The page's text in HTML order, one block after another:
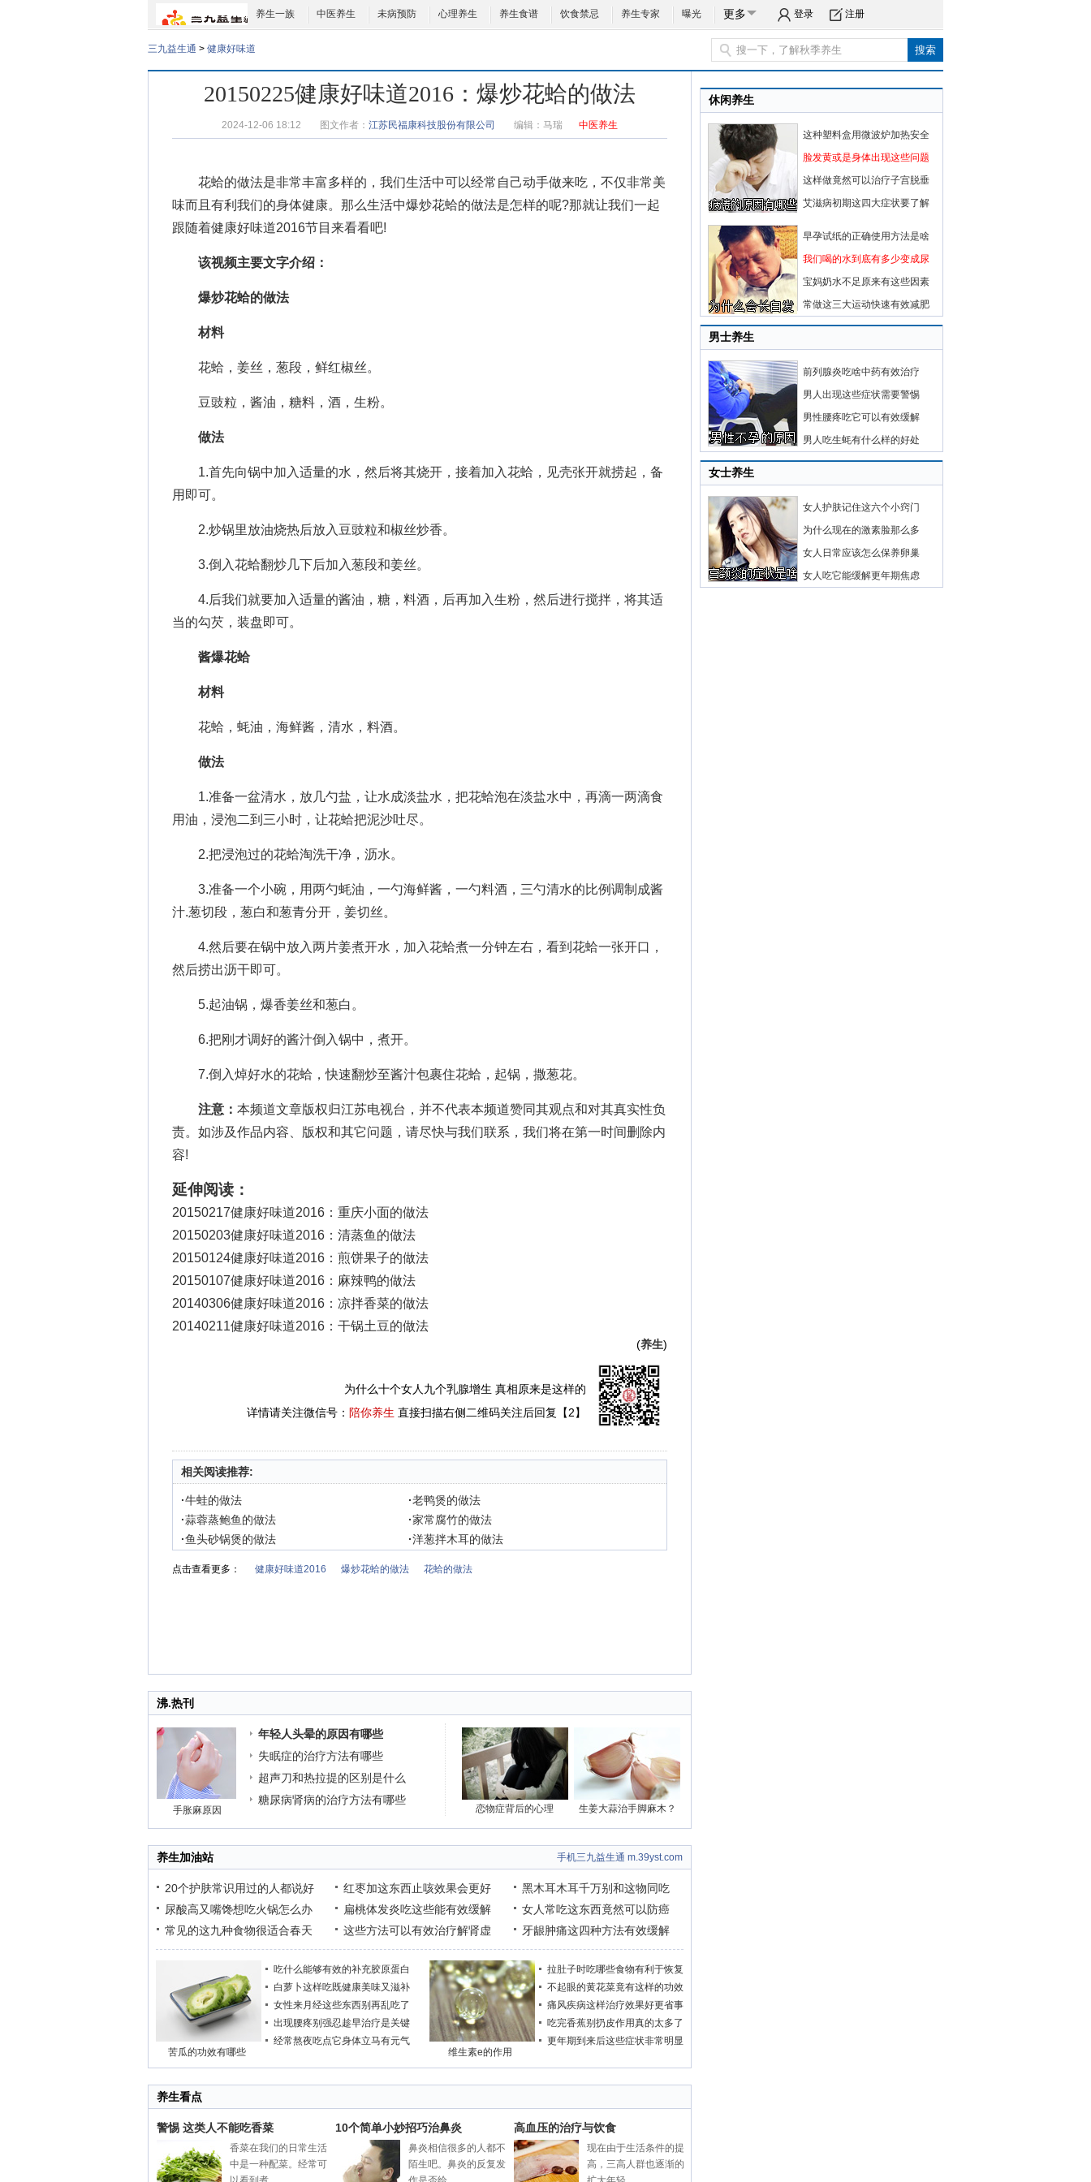
养生一族 中医养生 未病预防 心理养生 养生食谱 饮食禁忌 养生专家 曝光 更多 登录 注册
三九益生通 > 健康好味道
20150225健康好味道2016：爆炒花蛤的做法
2024-12-06 18:12 图文作者： 江苏民福康科技股份有限公司 编辑： 马瑞 中医养生
花蛤的做法是非常丰富多样的，我们生活中可以经常自己动手做来吃，不仅非常美
味而且有利我们的身体健康。那么生活中爆炒花蛤的做法是怎样的呢?那就让我们一起
跟随着健康好味道2016节目来看看吧!
该视频主要文字介绍：
爆炒花蛤的做法
材料
花蛤，姜丝，葱段，鲜红椒丝。
豆豉粒，酱油，糖料，酒，生粉。
做法
1.首先向锅中加入适量的水，然后将其烧开，接着加入花蛤，见壳张开就捞起，备
用即可。
2.炒锅里放油烧热后放入豆豉粒和椒丝炒香。
3.倒入花蛤翻炒几下后加入葱段和姜丝。
4.后我们就要加入适量的酱油，糖，料酒，后再加入生粉，然后进行搅拌，将其适
当的勾芡，装盘即可。
酱爆花蛤
材料
花蛤，蚝油，海鲜酱，清水，料酒。
做法
1.准备一盆清水，放几勺盐，让水成淡盐水，把花蛤泡在淡盐水中，再滴一两滴食
用油，浸泡二到三小时，让花蛤把泥沙吐尽。
2.把浸泡过的花蛤淘洗干净，沥水。
3.准备一个小碗，用两勺蚝油，一勺海鲜酱，一勺料酒，三勺清水的比例调制成酱
汁.葱切段，葱白和葱青分开，姜切丝。
4.然后要在锅中放入两片姜煮开水，加入花蛤煮一分钟左右，看到花蛤一张开口，
然后捞出沥干即可。
5.起油锅，爆香姜丝和葱白。
6.把刚才调好的酱汁倒入锅中，煮开。
7.倒入焯好水的花蛤，快速翻炒至酱汁包裹住花蛤，起锅，撒葱花。
注意： 本频道文章版权归江苏电视台，并不代表本频道赞同其观点和对其真实性负
责。如涉及作品内容、版权和其它问题，请尽快与我们联系，我们将在第一时间删除内
容!
延伸阅读：
20150217健康好味道2016：重庆小面的做法
20150203健康好味道2016：清蒸鱼的做法
20150124健康好味道2016：煎饼果子的做法
20150107健康好味道2016：麻辣鸭的做法
20140306健康好味道2016：凉拌香菜的做法
20140211健康好味道2016：干锅土豆的做法
(养生)
为什么十个女人九个乳腺增生 真相原来是这样的
详情请关注微信号： 陪你养生 直接扫描右侧二维码关注后回复【2】
相关阅读推荐:
·牛蛙的做法 ·老鸭煲的做法
·蒜蓉蒸鲍鱼的做法 ·家常腐竹的做法
·鱼头砂锅煲的做法 ·洋葱拌木耳的做法
点击查看更多： 健康好味道2016 爆炒花蛤的做法 花蛤的做法
沸.热刊
手胀麻原因
年轻人头晕的原因有哪些
失眠症的治疗方法有哪些
超声刀和热拉提的区别是什么
糖尿病肾病的治疗方法有哪些
恋物症背后的心理 生姜大蒜治手脚麻木？
养生加油站 手机三九益生通 m.39yst.com
20个护肤常识用过的人都说好
尿酸高又嘴馋想吃火锅怎么办
常见的这九种食物很适合春天
红枣加这东西止咳效果会更好
扁桃体发炎吃这些能有效缓解
这些方法可以有效治疗解肾虚
黑木耳木耳千万别和这物同吃
女人常吃这东西竟然可以防癌
牙龈肿痛这四种方法有效缓解
苦瓜的功效有哪些
吃什么能够有效的补充胶原蛋白
白萝卜这样吃既健康美味又滋补
女性来月经这些东西别再乱吃了
出现腰疼别强忍趁早治疗是关键
经常熬夜吃点它身体立马有元气
维生素e的作用
拉肚子时吃哪些食物有利于恢复
不起眼的黄花菜竟有这样的功效
痛风疾病这样治疗效果好更省事
吃完香蕉别扔皮作用真的太多了
更年期到来后这些症状非常明显
养生看点
警惕 这类人不能吃香菜
香菜在我们的日常生活
中是一种配菜。经常可
10个简单小妙招巧治鼻炎
鼻炎相信很多的人都不
陌生吧。鼻炎的反复发
高血压的治疗与饮食
现在由于生活条件的提
高，三高人群也逐渐的
休闲养生
这种塑料盒用微波炉加热安全
脸发黄或是身体出现这些问题
这样做竟然可以治疗子宫脱垂
艾滋病初期这四大症状要了解
早孕试纸的正确使用方法是啥
我们喝的水到底有多少变成尿
宝妈奶水不足原来有这些因素
常做这三大运动快速有效减肥
男士养生
前列腺炎吃啥中药有效治疗
男人出现这些症状需要警惕
男性腰疼吃它可以有效缓解
男人吃生蚝有什么样的好处
女士养生
女人护肤记住这六个小窍门
为什么现在的激素脸那么多
女人日常应该怎么保养卵巢
女人吃它能缓解更年期焦虑